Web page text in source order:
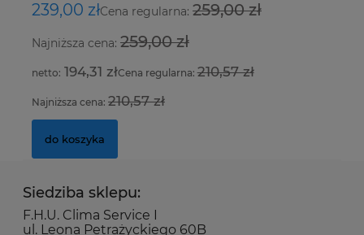
239,00 złCena regularna: 259,00 zł
Najniższa cena: 259,00 zł
194,31 złCena regularna:210,57 zł
Najniższa cena: 210,57 zł
do koszyka
7,00 zł
5,69 zł
do koszyka
Siedziba sklepu:
F.H.U. Clima Service I
ul. Leona Petrażyckiego 60B